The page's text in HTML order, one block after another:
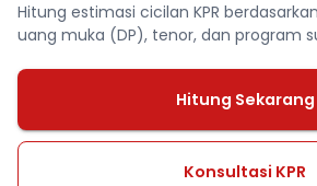
Hitung estimasi cicilan KPR
uang muka (DP), tenor, dan program
Hitung Sekarang
Konsultasi KPR